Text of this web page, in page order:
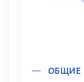
ОБЩИЕ